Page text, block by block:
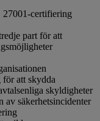
certifiering
part för att
för att skydda
skyldigheter
av säkerhetsincidenter